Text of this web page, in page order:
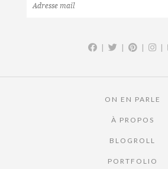
| | | |
ON EN PARLE
À PROPOS
BLOGROLL
PORTFOLIO